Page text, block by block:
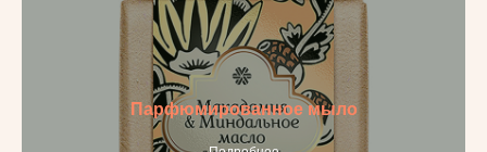
Парфюмированное мыло